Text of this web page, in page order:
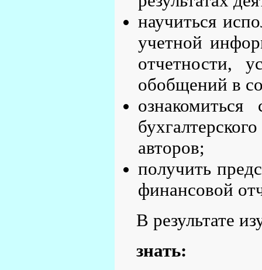
научиться
учетной
отчетности,
обобщений в
авторов;
получить
финансовой
В результате
знать: